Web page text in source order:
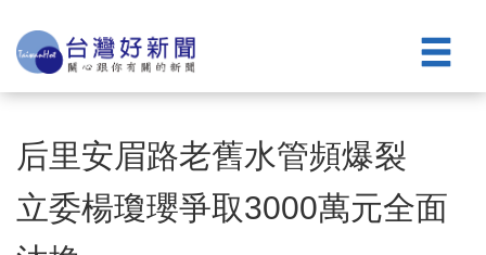
后里安眉路老舊水管頻爆裂
立委楊瓊瓔爭取3000萬元全面